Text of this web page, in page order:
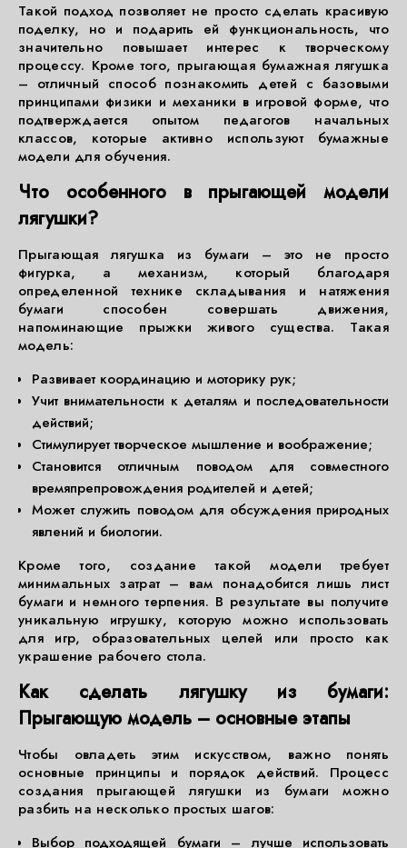
Такой подход позволяет не просто сделать красивую
поделку, но и подарить ей функциональность, что
значительно повышает интерес к творческому
процессу. Кроме того, прыгающая бумажная лягушка
– отличный способ познакомить детей с базовыми
принципами физики и механики в игровой форме, что
подтверждается опытом педагогов начальных
классов, которые активно используют бумажные
модели для обучения.
Что особенного в прыгающей модели
лягушки?
Прыгающая лягушка из бумаги – это не просто
фигурка, а механизм, который благодаря
определенной технике складывания и натяжения
бумаги способен совершать движения,
напоминающие прыжки живого существа. Такая
модель:
Развивает координацию и моторику рук;
Учит внимательности к деталям и последовательности
действий;
Стимулирует творческое мышление и воображение;
Становится отличным поводом для совместного
времяпрепровождения родителей и детей;
Может служить поводом для обсуждения природных
явлений и биологии.
Кроме того, создание такой модели требует
минимальных затрат – вам понадобится лишь лист
бумаги и немного терпения. В результате вы получите
уникальную игрушку, которую можно использовать
для игр, образовательных целей или просто как
украшение рабочего стола.
Как сделать лягушку из бумаги:
Прыгающую модель – основные этапы
Чтобы овладеть этим искусством, важно понять
основные принципы и порядок действий. Процесс
создания прыгающей лягушки из бумаги можно
разбить на несколько простых шагов:
Выбор подходящей бумаги – лучше использовать